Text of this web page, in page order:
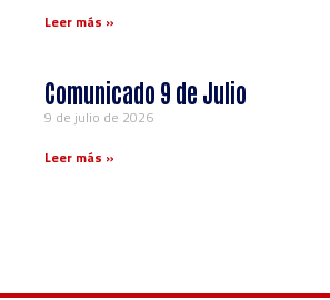
Leer más »
Comunicado 9 de Julio
9 de julio de 2026
Leer más »